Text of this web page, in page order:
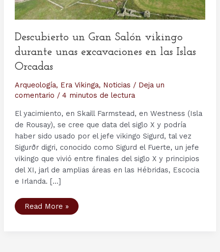
Descubierto un Gran Salón vikingo
durante unas excavaciones en las Islas
Orcadas
Arqueología, Era Vikinga, Noticias / Deja un
comentario / 4 minutos de lectura
El yacimiento, en Skaill Farmstead, en Westness (Isla
de Rousay), se cree que data del siglo X y podría
haber sido usado por el jefe vikingo Sigurd, tal vez
Sigurðr digri, conocido como Sigurd el Fuerte, un jefe
vikingo que vivió entre finales del siglo X y principios
del XI, jarl de amplias áreas en las Hébridas, Escocia
e Irlanda. […]
Descubierto
un
Read More »